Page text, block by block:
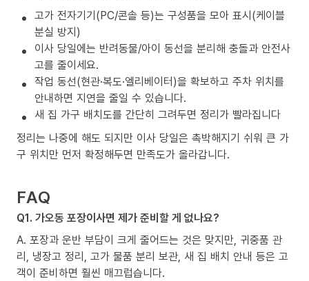
고가 전자기기(PC/콘솔 등)는 구성품을 모아 표시(케이블
분실 방지)
이사 당일에는 반려동물/아이 동선을 분리해 충돌과 안전사
고를 줄이세요.
작업 동선(현관·복도·엘리베이터)을 확보하고 주차 위치를
안내하면 지연을 줄일 수 있습니다.
새 집 가구 배치도를 간단히 그려두면 정리가 빨라집니다
정리는 나중에 해도 되지만 이사 당일은 촉박해지기 쉬워 큰 가
구 위치만 먼저 확정해두면 만족도가 올라갑니다.
FAQ
Q1. 가오동 포장이사면 제가 준비할 게 없나요?
A. 포장과 운반 부담이 크게 줄어드는 것은 맞지만, 귀중품 관
리, 냉장고 정리, 고가 물품 분리 보관, 새 집 배치 안내 등은 고
객이 준비하면 훨씬 매끄럽습니다.